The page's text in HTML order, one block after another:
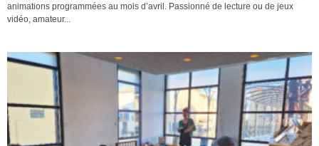
animations programmées au mois d’avril. Passionné de lecture ou de jeux
vidéo, amateur...